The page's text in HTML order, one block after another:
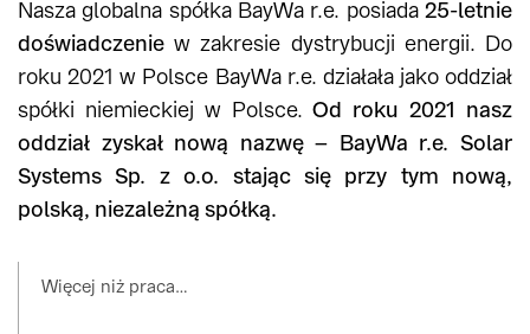
Nasza globalna spółka BayWa r.e. posiada 25-letnie
doświadczenie w zakresie dystrybucji energii. Do
roku 2021 w Polsce BayWa r.e. działała jako oddział
spółki niemieckiej w Polsce.Od roku 2021 nasz
oddział zyskał nową nazwę – BayWa r.e. Solar
Systems Sp. z o.o. stając się przy tym nową,
polską, niezależną spółką.
Więcej niż praca…